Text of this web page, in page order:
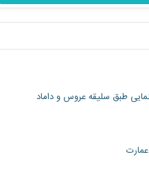
طبق سلیقه عروس و داماد